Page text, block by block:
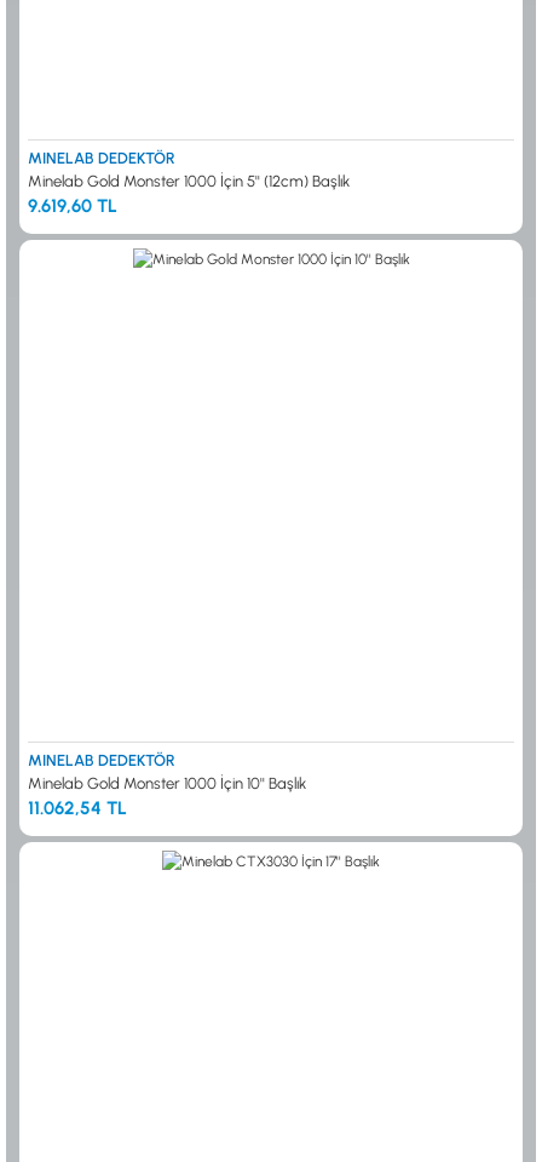
MINELAB DEDEKTÖR
Minelab Gold Monster 1000 İçin 5'' (12cm) Başlık
9.619,60 TL
MINELAB DEDEKTÖR
Minelab Gold Monster 1000 İçin 10'' Başlık
11.062,54 TL